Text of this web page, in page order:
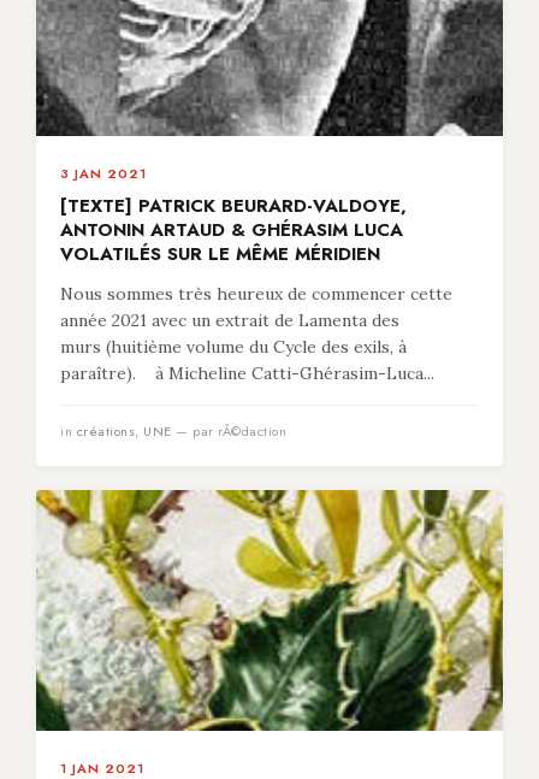
3 JAN 2021
[TEXTE] PATRICK BEURARD-VALDOYE,
ANTONIN ARTAUD & GHÉRASIM LUCA
VOLATILÉS SUR LE MÊME MÉRIDIEN
Nous sommes très heureux de commencer cette
année 2021 avec un extrait de Lamenta des
murs (huitième volume du Cycle des exils, à
paraître). à Micheline Catti-Ghérasim-Luca...
in créations, UNE — par rÃ©daction
1 JAN 2021